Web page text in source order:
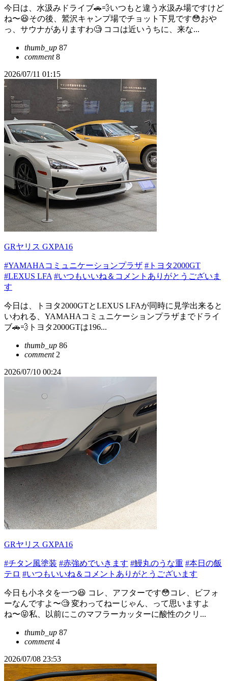
今日は、水汲みドライブ🚗💨いつもと違う水汲み場ですけど
ね〜😆その後、鷲沢キャンプ場でチョット下見です😳おや
っ、サウナがありますわ🧐 ココは近いうちに、来な...
thumb_up 87
comment8
2026/07/11 01:15
GRヤリス GXPA16
#YAMAHAコミュニケーションプラザ #トヨタ2000GT
#LEXUS LFA #いつもいいね＆コメントありがとうございま
す
今日は、トヨタ2000GTとLEXUS LFAが同時に見学出来ると
いわれる、YAMAHAコミュニケーションプラザまでドライ
ブ🚗💨トヨタ2000GTは196...
thumb_up 86
comment2
2026/07/10 00:24
GRヤリス GXPA16
#チタン風塗装 #赤強めでいきます #鰻丸のうな重 #本日の飯
テロ #いつもいいね＆コメントありがとうございます
今日も小ネタを一つ😆 コレ、アフターです😳コレ、ビフォ
ーなんですよ〜🧐 変わってねーじゃん、って思いますよ
ね〜😝私、以前にこのマフラーカッターに酸性のクリ...
thumb_up 87
comment4
2026/07/08 23:53